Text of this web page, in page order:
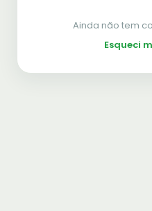
Ainda não tem
Esqueci